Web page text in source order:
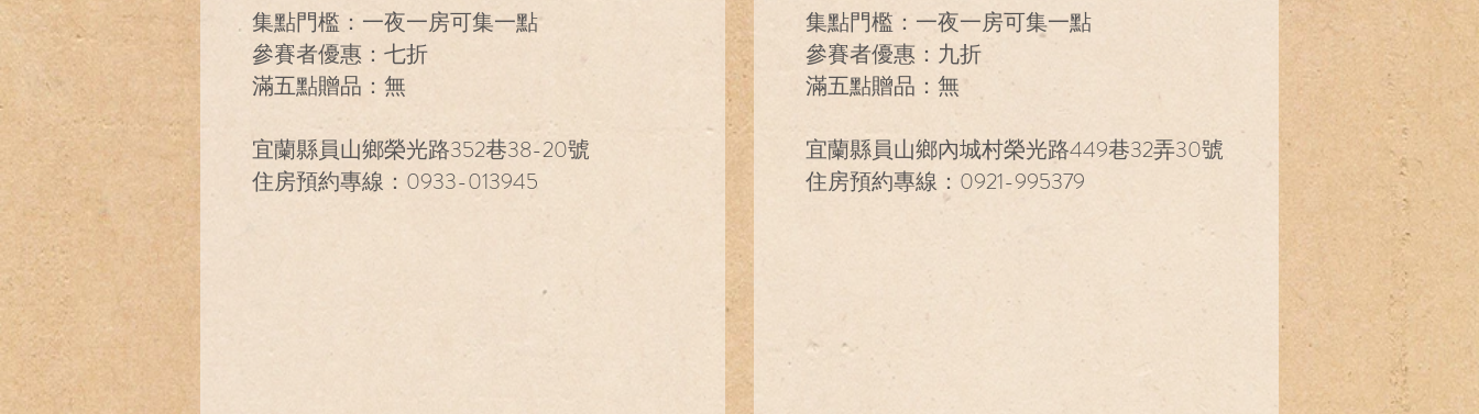
集點門檻：一夜一房可集一點
參賽者優惠：七折
滿五點贈品：無
宜蘭縣員山鄉榮光路352巷38-20號
住房預約專線：0933-013945
集點門檻：一夜一房可集一點
參賽者優惠：九折
滿五點贈品：無
宜蘭縣員山鄉內城村榮光路449巷32弄30號
住房預約專線：0921-995379